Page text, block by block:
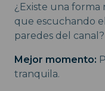
¿Existe una
que escuchando
paredes del canal?
Mejor momento:
tranquila.